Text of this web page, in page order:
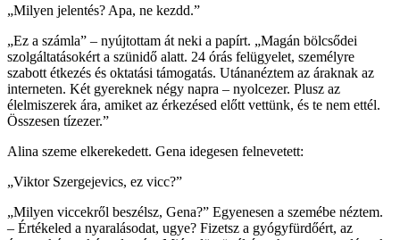
„Milyen jelentés? Apa, ne kezdd.”
„Ez a számla” – nyújtottam át neki a papírt. „Magán bölcsődei
szolgáltatásokért a szünidő alatt. 24 órás felügyelet, személyre
szabott étkezés és oktatási támogatás. Utánanéztem az áraknak az
interneten. Két gyereknek négy napra – nyolcezer. Plusz az
élelmiszerek ára, amiket az érkezésed előtt vettünk, és te nem ettél.
Összesen tízezer.”
Alina szeme elkerekedett. Gena idegesen felnevetett:
„Viktor Szergejevics, ez vicc?”
„Milyen viccekről beszélsz, Gena?” Egyenesen a szemébe néztem.
– Értékeled a nyaralásodat, ugye? Fizetsz a gyógyfürdőért, az